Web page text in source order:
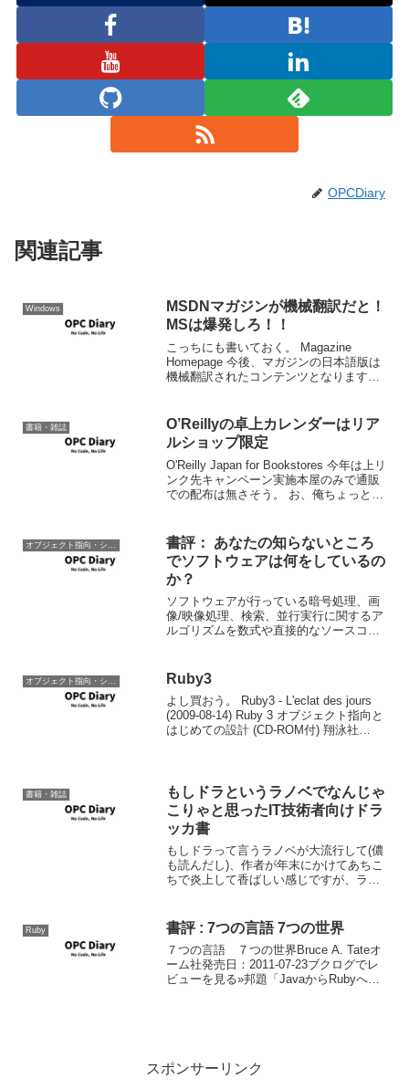
OPCDiary
関連記事
Windows
MSDNマガジンが機械翻訳だと！
MSは爆発しろ！！
こっちにも書いておく。 Magazine
Homepage 今後、マガジンの日本語版は
機械翻訳されたコンテンツとなります。
を世界のより多くの言語で、より早くお
伝えできる...
書籍・雑誌
O’Reillyの卓上カレンダーはリア
ルショップ限定
O'Reilly Japan for Bookstores 今年は上リ
ンク先キャンペーン実施本屋のみで通販
での配布は無さそう。 お、俺ちょっと本
Griffit...
書評： あなたの知らないところ
でソフトウェアは何をしているの
か？
ソフトウェアが行っている暗号処理、画
像/映像処理、検索、並行実行に関するア
ルゴリズムを数式や直接的なソースコー
けに書かれている本で、それなりに数学
的な知識(と言うより感...
オブジェクト指向・システム開発 Ruby3
よし買おう。 Ruby3 - L'eclat des jours
(2009-08-14) Ruby 3 オブジェクト指向と
はじめての設計 (CD-ROM付) 翔泳社
書籍・雑誌
もしドラというラノベでなんじゃ
こりゃと思ったIT技術者向けドラ
ッカ書
もしドラって言うラノベが大流行して(儂
も読んだし)、作者が年末にかけてあちこ
ちで炎上して香ばしい感じですが、ラノ
いないし、また、そこからドラッカを読
み進めていきたい人も...
Ruby 書評 : 7つの言語 7つの世界
７つの言語 ７つの世界Bruce A. Tateオ
ーム社発売日：2011-07-23ブクログでレ
ビューを見る»邦題「JavaからRubyへ」
スポンサーリンク